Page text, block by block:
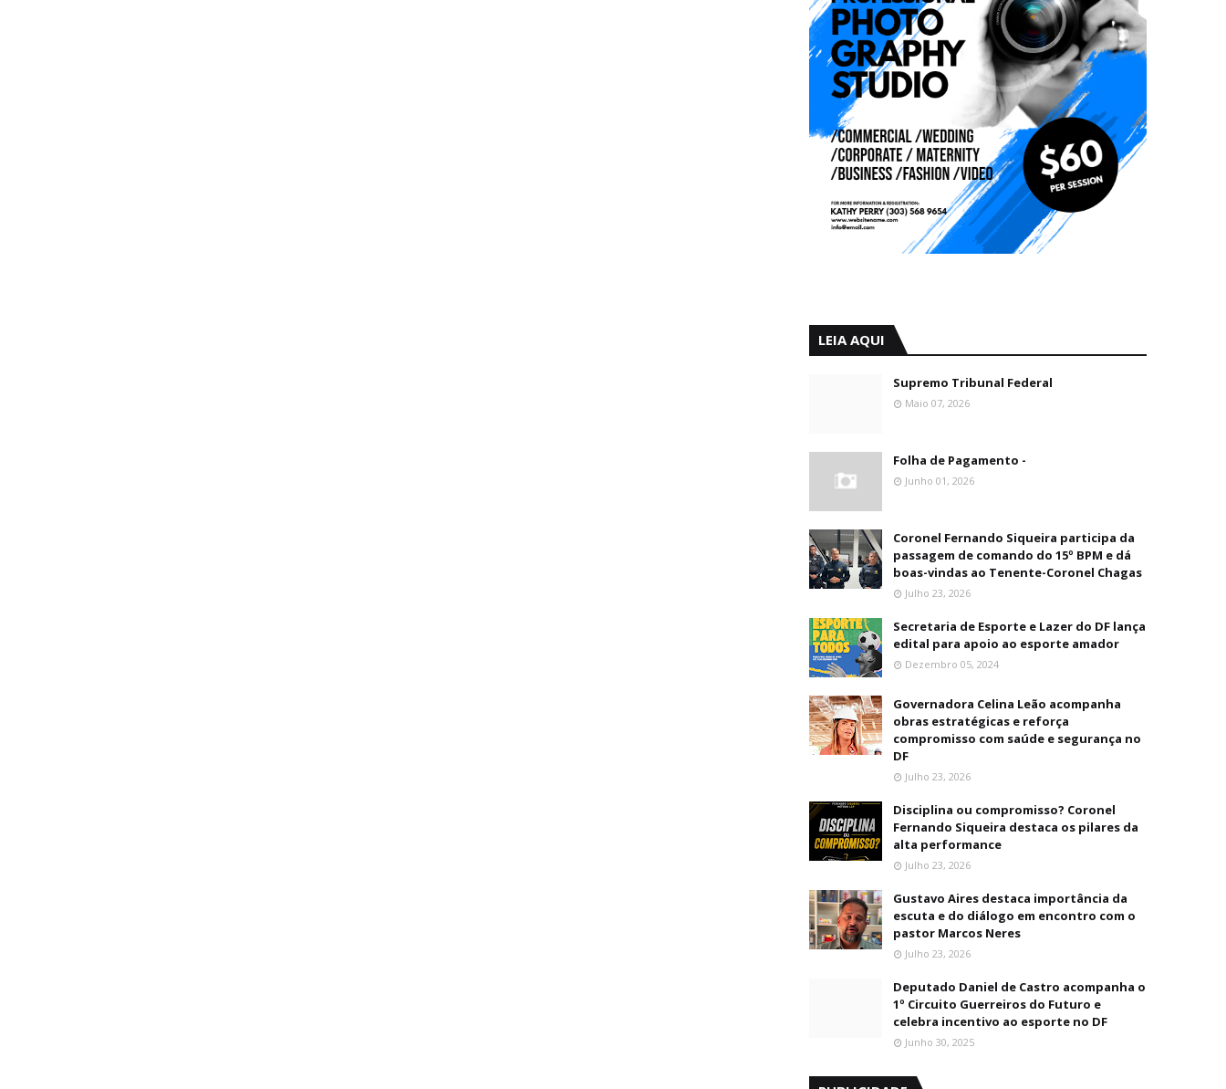
LEIA AQUI
Supremo Tribunal Federal
Maio 07, 2026
Folha de Pagamento -
Junho 01, 2026
Coronel Fernando Siqueira participa da
passagem de comando do 15º BPM e dá
boas-vindas ao Tenente-Coronel Chagas
Julho 23, 2026
Secretaria de Esporte e Lazer do DF lança
edital para apoio ao esporte amador
Dezembro 05, 2024
Governadora Celina Leão acompanha
obras estratégicas e reforça
compromisso com saúde e segurança no
DF
Julho 23, 2026
Disciplina ou compromisso? Coronel
Fernando Siqueira destaca os pilares da
alta performance
Julho 23, 2026
Gustavo Aires destaca importância da
escuta e do diálogo em encontro com o
pastor Marcos Neres
Julho 23, 2026
Deputado Daniel de Castro acompanha o
1º Circuito Guerreiros do Futuro e
celebra incentivo ao esporte no DF
Junho 30, 2025